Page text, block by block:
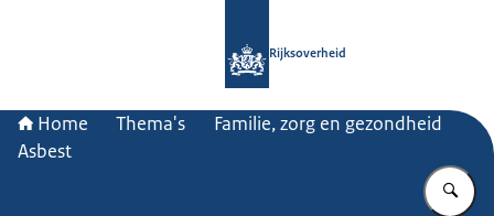
Rijksoverheid
Home Thema's
Familie, zorg en gezondheid
Asbest